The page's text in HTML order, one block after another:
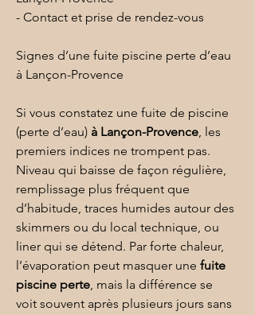
- Contact et prise de rendez-vous
Signes d’une fuite piscine perte d’eau
à Lançon-Provence
Si vous constatez une fuite de piscine
(perte d’eau) à Lançon-Provence, les
premiers indices ne trompent pas.
Niveau qui baisse de façon régulière,
remplissage plus fréquent que
d’habitude, traces humides autour des
skimmers ou du local technique, ou
liner qui se détend. Par forte chaleur,
l’évaporation peut masquer une fuite
piscine perte, mais la différence se
voit souvent après plusieurs jours sans